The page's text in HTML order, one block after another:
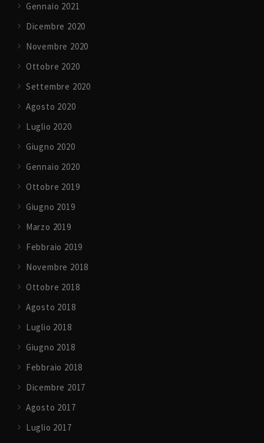
Gennaio 2021
Dicembre 2020
Novembre 2020
Ottobre 2020
Settembre 2020
Agosto 2020
Luglio 2020
Giugno 2020
Gennaio 2020
Ottobre 2019
Giugno 2019
Marzo 2019
Febbraio 2019
Novembre 2018
Ottobre 2018
Agosto 2018
Luglio 2018
Giugno 2018
Febbraio 2018
Dicembre 2017
Agosto 2017
Luglio 2017